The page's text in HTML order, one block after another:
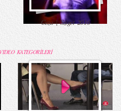
Ceza | Sziget 2016
KATEGORİLERİ